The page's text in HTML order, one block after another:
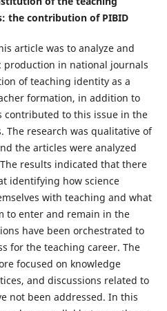
the contribution of PIBID
article was to analyze and
in national journals
of teaching identity as a
formation, in addition to
contributed to this issue in the
The research was qualitative of
the articles were analyzed
results indicated that there
identifying how science
with teaching and what
to enter and remain in the
have been orchestrated to
for the teaching career. The
focused on knowledge
and discussions related to
not been addressed. In this